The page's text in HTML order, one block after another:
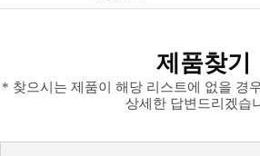
제품찾기
* 찾으시는 제품이 해당 리스트에 없을 경
상세한 답변드리겠습